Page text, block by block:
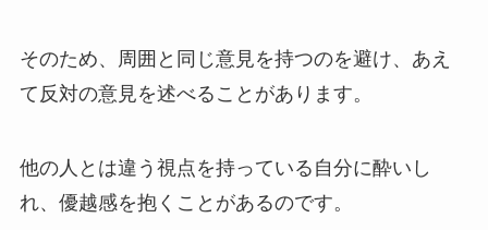
そのため、周囲と同じ意見を持つのを避け、あえ
て反対の意見を述べることがあります。
他の人とは違う視点を持っている自分に酔いし
れ、優越感を抱くことがあるのです。